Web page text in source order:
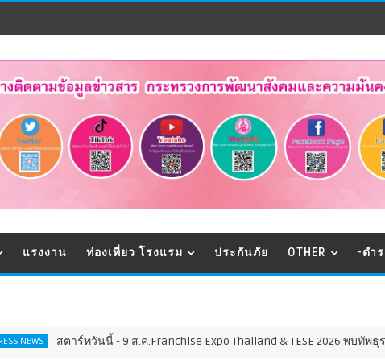
แรงงาน ท่องเที่ยว โรงแรม ประกันภัย OTHER -ตำ
สตาร์ทวันนี้ - 9 ส.ค.Franchise Expo Thailand & TESE 2026 พบทัพธุรกิจ&แฟ